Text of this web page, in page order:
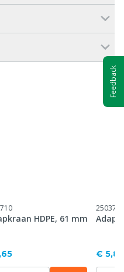
HDPE, 61 mm
2503752
€ 5,88
Feedback